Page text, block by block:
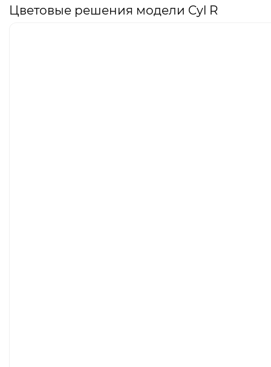
Цветовые решения модели Cyl R